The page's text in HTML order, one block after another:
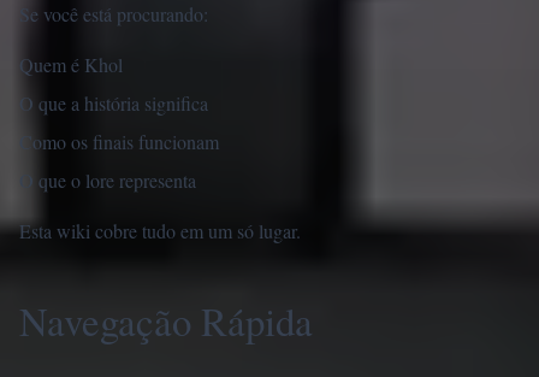
Se você está procurando:
Quem é Khol
O que a história significa
Como os finais funcionam
O que o lore representa
Esta wiki cobre tudo em um só lugar.
Navegação Rápida